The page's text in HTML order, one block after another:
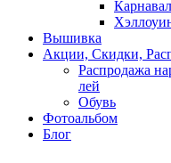
Вышивка
Акции, Скидки,
Распродажа
лей
Обувь
Фотоальбом
Блог